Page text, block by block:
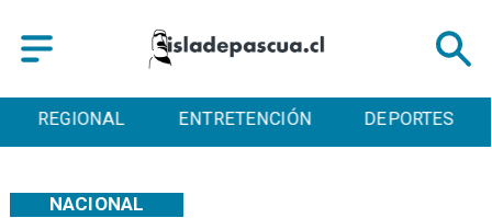
REGIONAL ENTRETENCIÓN DEPORTES
NACIONAL